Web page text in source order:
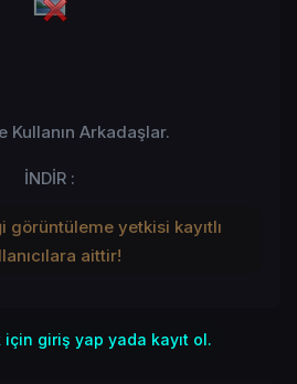
Kullanın Arkadaşlar.
İNDİR :
görüntüleme yetkisi kayıtlı
aittir!
için giriş yap yada kayıt ol.